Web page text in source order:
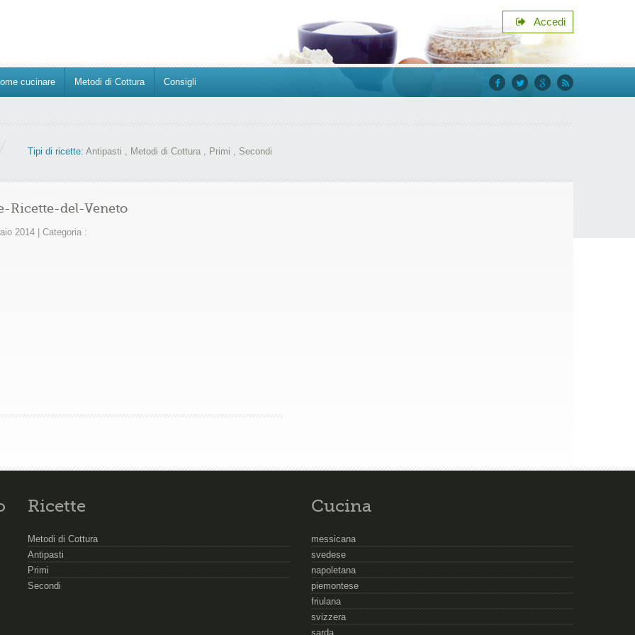
Accedi
cucinare Metodi di Cottura
Consigli
facebook
twittergoogle+
rss
Tipi di ricette: Antipasti , Metodi di Cottura , Primi , Secondi
Ricette-del-Veneto
2014 Categoria :
Ricette
Metodi di Cottura
Antipasti
Primi
Secondi
Cucina
messicana
svedese
napoletana
piemontese
friulana
svizzera
sarda